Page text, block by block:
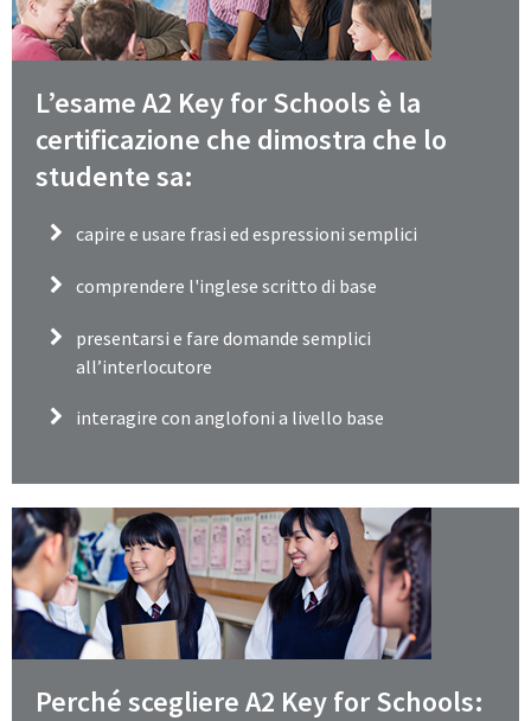
L’esame A2 Key for Schools è la
certificazione che dimostra che lo
studente sa:
capire e usare frasi ed espressioni semplici
comprendere l'inglese scritto di base
presentarsi e fare domande semplici
all’interlocutore
interagire con anglofoni a livello base
Perché scegliere A2 Key for Schools: